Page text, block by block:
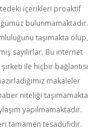
içerikleri proaktif
bulunmamaktadır.
taşımakta olup,
sayılırlar. Bu internet
ile hiçbir bağlantısı
makaleler
niteliği taşımamakta
yapılmamaktadır.
tamamen tesadüfidir.